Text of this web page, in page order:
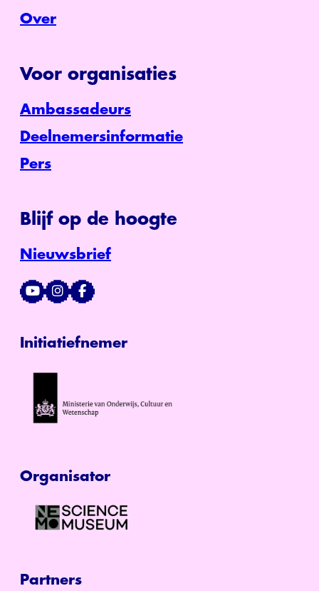
Over
Voor organisaties
Ambassadeurs
Deelnemersinformatie
Pers
Blijf op de hoogte
Nieuwsbrief
Initiatiefnemer
Organisator
Partners